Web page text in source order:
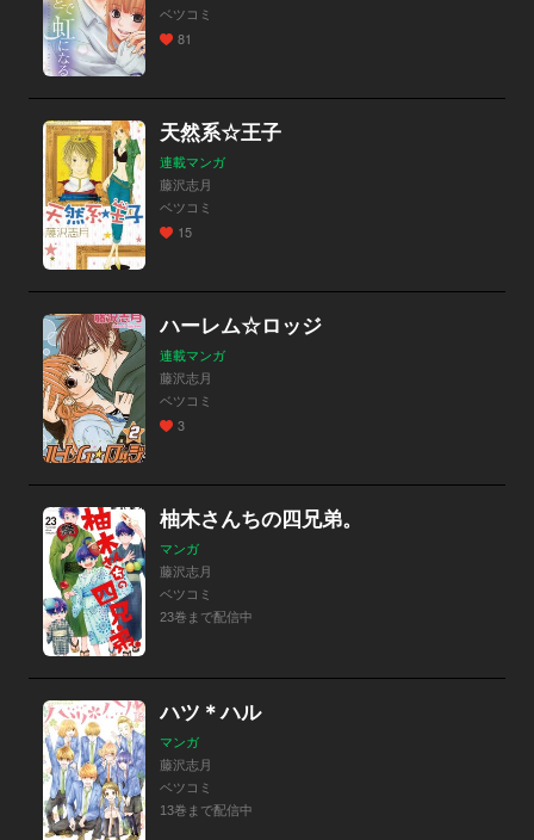
ベツコミ
81
天然系☆王子
連載マンガ
藤沢志月
ベツコミ
15
ハーレム☆ロッジ
連載マンガ
藤沢志月
ベツコミ
3
柚木さんちの四兄弟。
マンガ
藤沢志月
ベツコミ
23巻まで配信中
ハツ＊ハル
マンガ
藤沢志月
ベツコミ
13巻まで配信中